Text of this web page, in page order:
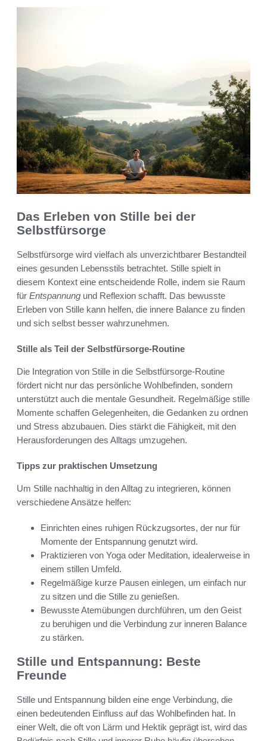
Das Erleben von Stille bei der
Selbstfürsorge
Selbstfürsorge wird vielfach als unverzichtbarer Bestandteil
eines gesunden Lebensstils betrachtet. Stille spielt in
diesem Kontext eine entscheidende Rolle, indem sie Raum
für Entspannung und Reflexion schafft. Das bewusste
Erleben von Stille kann helfen, die innere Balance zu finden
und sich selbst besser wahrzunehmen.
Stille als Teil der Selbstfürsorge-Routine
Die Integration von Stille in die Selbstfürsorge-Routine
fördert nicht nur das persönliche Wohlbefinden, sondern
unterstützt auch die mentale Gesundheit. Regelmäßige stille
Momente schaffen Gelegenheiten, die Gedanken zu ordnen
und Stress abzubauen. Dies stärkt die Fähigkeit, mit den
Herausforderungen des Alltags umzugehen.
Tipps zur praktischen Umsetzung
Um Stille nachhaltig in den Alltag zu integrieren, können
verschiedene Ansätze helfen:
Einrichten eines ruhigen Rückzugsortes, der nur für
Momente der Entspannung genutzt wird.
Praktizieren von Yoga oder Meditation, idealerweise in
einem stillen Umfeld.
Regelmäßige kurze Pausen einlegen, um einfach nur
zu sitzen und die Stille zu genießen.
Bewusste Atemübungen durchführen, um den Geist
zu beruhigen und die Verbindung zur inneren Balance
zu stärken.
Stille und Entspannung: Beste
Freunde
Stille und Entspannung bilden eine enge Verbindung, die
einen bedeutenden Einfluss auf das Wohlbefinden hat. In
einer Welt, die oft von Lärm und Hektik geprägt ist, wird das